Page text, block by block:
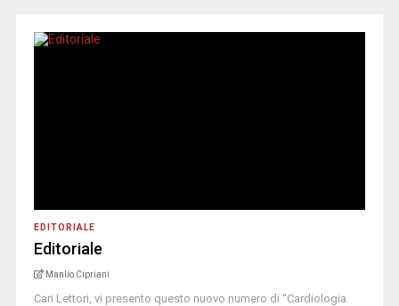
EDITORIALE
Editoriale
Manlio Cipriani
Cari Lettori, vi presento questo nuovo numero di “Cardiologia